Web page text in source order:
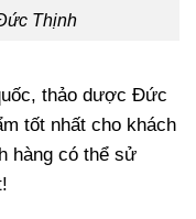
Thịnh
thảo dược Đức
tốt nhất cho khách
hàng có thể sử